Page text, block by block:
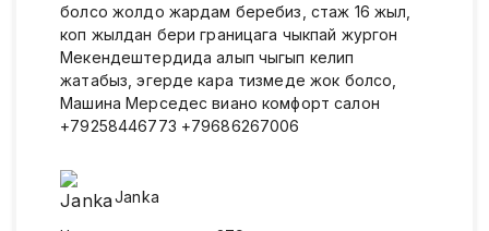
болсо жолдо жардам беребиз, стаж 16 жыл,
коп жылдан бери границага чыкпай жургон
Мекендештердида алып чыгып келип
жатабыз, эгерде кара тизмеде жок болсо,
Машина Мерседес виано комфорт салон
+79258446773 +79686267006
Janka